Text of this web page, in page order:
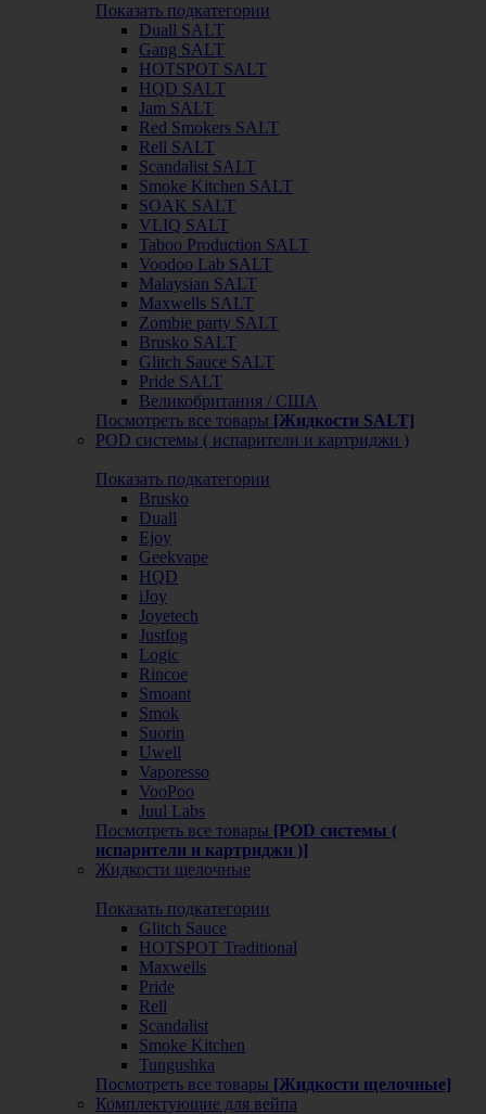
Показать подкатегории
Duall SALT
Gang SALT
HOTSPOT SALT
HQD SALT
Jam SALT
Red Smokers SALT
Rell SALT
Scandalist SALT
Smoke Kitchen SALT
SOAK SALT
VLIQ SALT
Taboo Production SALT
Voodoo Lab SALT
Malaysian SALT
Maxwells SALT
Zombie party SALT
Brusko SALT
Glitch Sauce SALT
Pride SALT
Великобритания / США
Посмотреть все товары [Жидкости SALT]
POD системы ( испарители и картриджи )
Показать подкатегории
Brusko
Duall
Ejoy
Geekvape
HQD
iJoy
Joyetech
Justfog
Logic
Rincoe
Smoant
Smok
Suorin
Uwell
Vaporesso
VooPoo
Juul Labs
Посмотреть все товары [POD системы (
испарители и картриджи )]
Жидкости щелочные
Показать подкатегории
Glitch Sauce
HOTSPOT Traditional
Maxwells
Pride
Rell
Scandalist
Smoke Kitchen
Tungushka
Посмотреть все товары [Жидкости щелочные]
Комплектующие для вейпа